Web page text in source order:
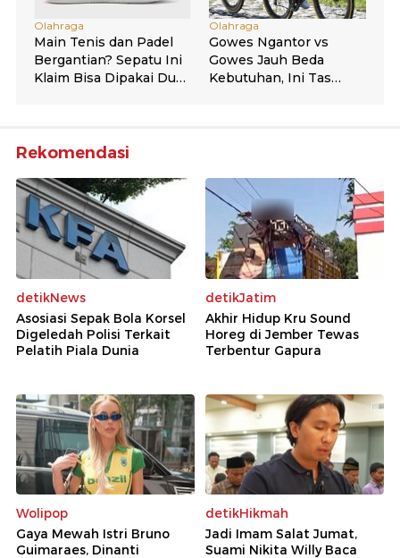
Rekomendasi
detikNews
Asosiasi Sepak Bola Korsel
Digeledah Polisi Terkait
Pelatih Piala Dunia
detikJatim
Akhir Hidup Kru Sound
Horeg di Jember Tewas
Terbentur Gapura
Wolipop
Gaya Mewah Istri Bruno
Guimaraes, Dinanti
detikHikmah
Jadi Imam Salat Jumat,
Suami Nikita Willy Baca